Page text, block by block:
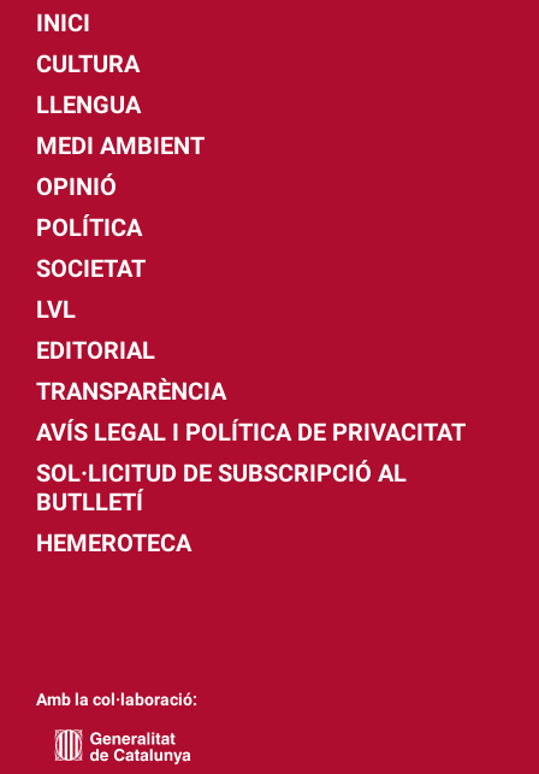
INICI
CULTURA
LLENGUA
MEDI AMBIENT
OPINIÓ
POLÍTICA
SOCIETAT
LVL
EDITORIAL
TRANSPARÈNCIA
AVÍS LEGAL I POLÍTICA DE PRIVACITAT
SOL·LICITUD DE SUBSCRIPCIÓ AL
BUTLLETÍ
HEMEROTECA
Amb la col·laboració: